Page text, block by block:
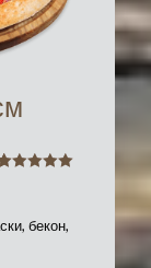
бекон,